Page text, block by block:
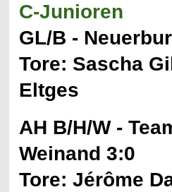
C-Junioren
GL/B -
Tore: Sascha
Eltges
AH B/H/W -
Weinand 3:0
Tore: Jérôme